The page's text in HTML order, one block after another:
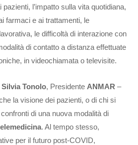
l’impatto sulla vita quotidiana,
farmaci e ai trattamenti, le
le difficoltà di interazione con
di contatto a distanza effettuate
in videochiamata o televisite.
Silvia Tonolo, Presidente ANMAR –
la visione dei pazienti, o di chi si
di una nuova modalità di
. Al tempo stesso,
per il futuro post-COVID,